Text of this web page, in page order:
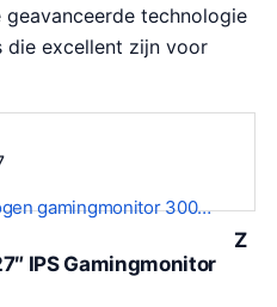
j
s
a
€
6
9
.
0
technologie
excellent zijn voor
gamingmonitor 300…
Z
IPS Gamingmonitor